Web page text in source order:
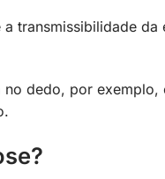
transmissibilidade
dedo, por